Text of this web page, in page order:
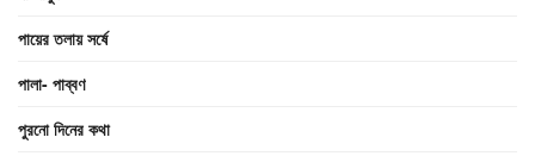
পায়ের তলায় সর্ষে
পালা- পাব্বণ
পুরনো দিনের কথা